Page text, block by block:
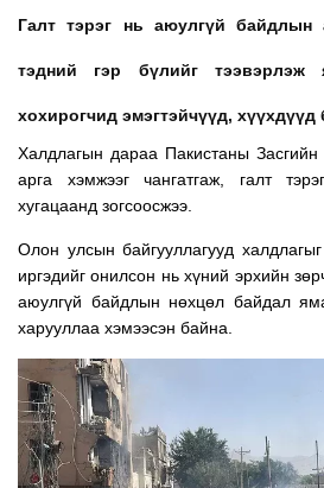
Галт тэрэг нь аюулгүй байдлын
тэдний гэр бүлийг тээвэрлэж
хохирогчид эмэгтэйчүүд, хүүхдүүд
Халдлагын дараа Пакистаны
арга хэмжээг чангатгаж, галт
хугацаанд зогсоосжээ.
Олон улсын байгууллагууд
иргэдийг онилсон нь хүний эрхийн
аюулгүй байдлын нөхцөл байдал
харууллаа хэмээсэн байна.